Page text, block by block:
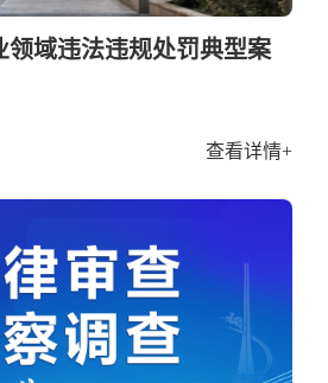
领域违法违规处罚典型案
查看详情+